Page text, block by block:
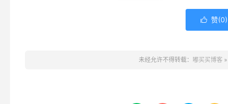
 赞(0)
未经允许不得转载： 嘟买买博客 »